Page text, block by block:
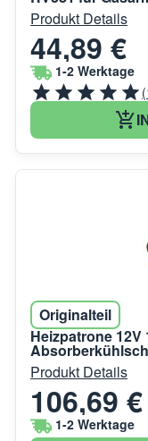
Produkt Details
44,89 €
1-2 Werktage
Originalteil
Heizpatrone 12V
Produkt Details
106,69 €
1-2 Werktage